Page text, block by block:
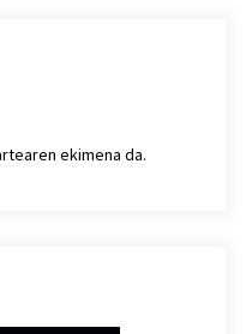
ekimena da.